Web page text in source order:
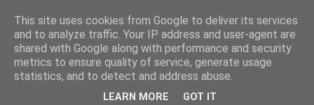
This site uses cookies from Google to deliver its services
and to analyze traffic. Your IP address and user-agent are
shared with Google along with performance and security
metrics to ensure quality of service, generate usage
statistics, and to detect and address abuse.
LEARN MORE GOT IT